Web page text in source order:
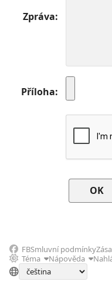
Zpráva
Příloha
FBSmluvní podmínky
Téma
Nápověda